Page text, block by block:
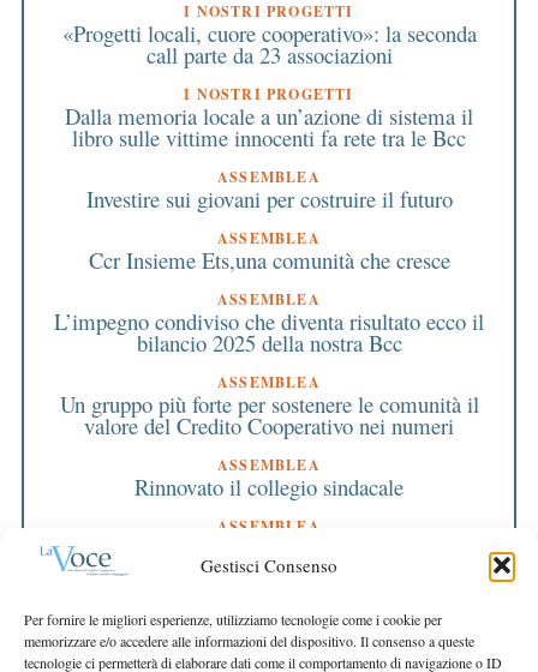
Gestisci Consenso
Per fornire le migliori esperienze, utilizziamo tecnologie come i cookie per
memorizzare e/o accedere alle informazioni del dispositivo. Il consenso a queste
tecnologie ci permetterà di elaborare dati come il comportamento di navigazione o ID
I NOSTRI PROGETTI
«Progetti locali, cuore cooperativo»: la seconda
call parte da 23 associazioni
I NOSTRI PROGETTI
Dalla memoria locale a un’azione di sistema il
libro sulle vittime innocenti fa rete tra le Bcc
ASSEMBLEA
Investire sui giovani per costruire il futuro
ASSEMBLEA
Ccr Insieme Ets,una comunità che cresce
ASSEMBLEA
L’impegno condiviso che diventa risultato ecco il
bilancio 2025 della nostra Bcc
ASSEMBLEA
Un gruppo più forte per sostenere le comunità il
valore del Credito Cooperativo nei numeri
ASSEMBLEA
Rinnovato il collegio sindacale
ASSEMBLEA
Bilancio approvato all’unanimità e 2 milioni
destinati al territorio
EDITORIALE DIRETTORE
Crescere restando riconoscibili